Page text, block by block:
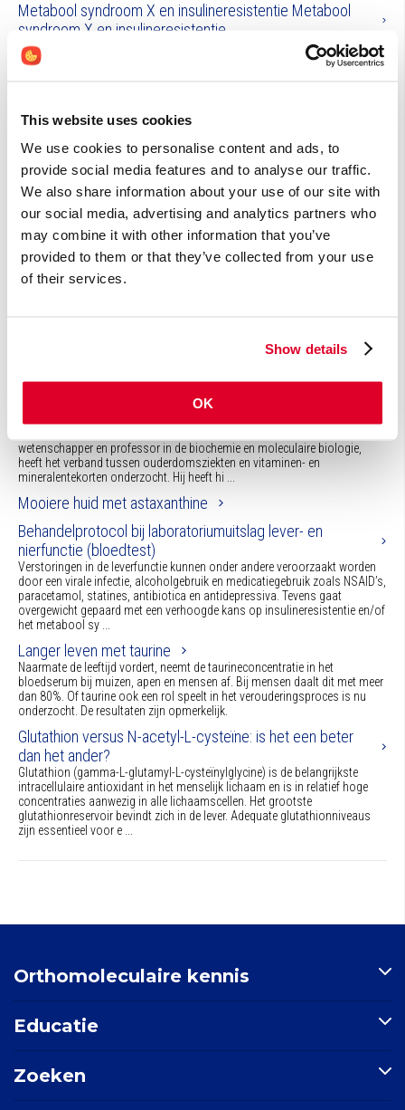
This website uses cookies
We use cookies to personalise content and ads, to
provide social media features and to analyse our traffic.
We also share information about your use of our site with
our social media, advertising and analytics partners who
may combine it with other information that you’ve
provided to them or that they’ve collected from your use
of their services.
Show details
OK
Metabool syndroom X en insulineresistentie Metabool
syndroom X en insulineresistentie
De Wereldgezondheidsorganisatie voorspelt dat het aantal diabetici
wereldwijd zal verdubbelen van 143 miljoen in 1997 naar 300 miljoen
Co-enzym Q10 wordt in iedere lichaamscel aangetroffen. De vetoplosbare
stof wordt ook wel ubichinon genoemd, wat vrij vertaald zoiets betekent
als ‘overal aanwezig’. Zonder coenzym Q10 is energievorming in de cel
niet mogelijk en sterft de cel. Primair fungeert co-enzym Q10 als co-factor
in de oxida ...
Brochure - Weerstand Hoe kunt u uw weerstand
verhogen met supplementen?
Ons afweersysteem is het verdedigingsmechanisme tegen
parasieten. Bovendien kan het afweersysteem, o
Gezond ouder worden, vitaminen voor de lange termijn
wetenschapper en professor in de biochemie en moleculaire biologie,
heeft het verband tussen ouderdomsziekten en vitaminen- en
mineralentekorten onderzocht. Hij heeft hi ...
Mooiere huid met astaxanthine
Behandelprotocol bij laboratoriumuitslag lever- en
nierfunctie (bloedtest)
Verstoringen in de leverfunctie kunnen onder andere veroorzaakt worden
door een virale infectie, alcoholgebruik en medicatiegebruik zoals NSAID’s,
paracetamol, statines, antibiotica en antidepressiva. Tevens gaat
overgewicht gepaard met een verhoogde kans op insulineresistentie en/of
het metabool sy ...
Langer leven met taurine
Naarmate de leeftijd vordert, neemt de taurineconcentratie in het
bloedserum bij muizen, apen en mensen af. Bij mensen daalt dit met meer
dan 80%. Of taurine ook een rol speelt in het verouderingsproces is nu
onderzocht. De resultaten zijn opmerkelijk.
Glutathion versus N-acetyl-L-cysteïne: is het een beter
dan het ander?
Glutathion (gamma-L-glutamyl-L-cysteïnylglycine) is de belangrijkste
intracellulaire antioxidant in het menselijk lichaam en is in relatief hoge
concentraties aanwezig in alle lichaamscellen. Het grootste
glutathionreservoir bevindt zich in de lever. Adequate glutathionniveaus
zijn essentieel voor e ...
Orthomoleculaire kennis
Nutriënten-index
Indicatie-index
Nieuws
Educatie
E-learning: Basisprincipes orthomoleculaire geneeskunde
Mondgezondheid
Zoeken